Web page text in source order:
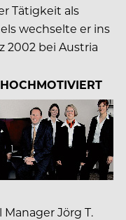
Tätigkeit als
wechselte er ins
2002 bei Austria
Jörg T.